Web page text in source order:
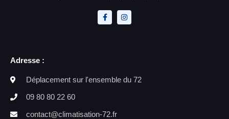
Adresse :
Déplacement sur l'ensemble du 72
09 80 80 22 60
contact@climatisation-72.fr